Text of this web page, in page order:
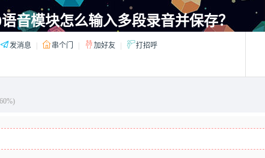
音模块怎么输入多段录音并保存？
发消息 串个门 加好友 打招呼